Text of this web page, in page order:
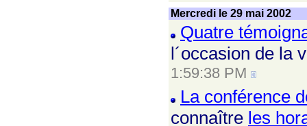
Mercredi le 29 mai 2002
Quatre
l´occasion de la
1:59:38 PM
La conférence
connaître les